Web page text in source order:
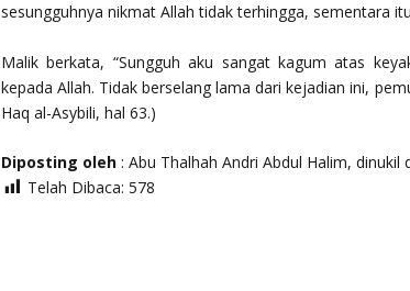
sesungguhnya nikmat Allah tidak terhingga, sementara
Malik berkata, “Sungguh aku sangat kagum atas
kepada Allah. Tidak berselang lama dari kejadian ini,
Haq al-Asybili, hal 63.)
Diposting oleh : Abu Thalhah Andri Abdul Halim, dinukil
Telah Dibaca: 578